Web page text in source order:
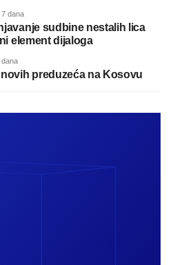
7 dana
sudbine nestalih lica
element dijaloga
preduzeća na Kosovu